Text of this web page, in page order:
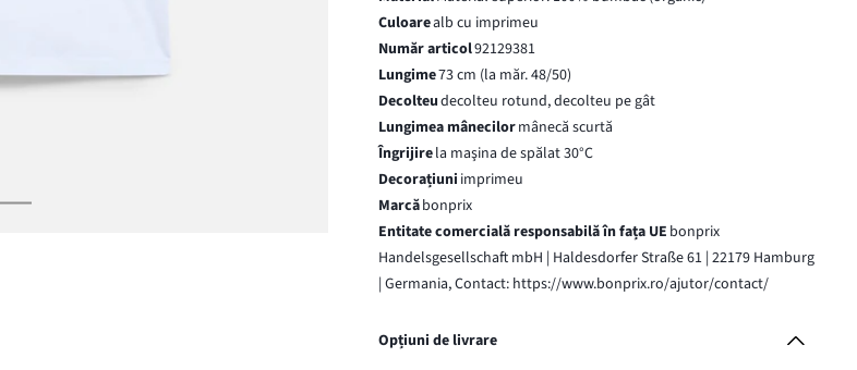
Culoarealb cu imprimeu
Număr articol92129381
Lungime73 cm (la măr. 48/50)
Decolteudecolteu rotund, decolteu pe gât
Lungimea mânecilormânecă scurtă
Îngrijirela maşina de spălat 30°C
Decorațiuni imprimeu
Marcăbonprix
Entitate comercială responsabilă în fața UE bonprix
Handelsgesellschaft mbH | Haldesdorfer Straße 61 | 22179 Hamburg
| Germania, Contact: https://www.bonprix.ro/ajutor/contact/
Opțiuni de livrare